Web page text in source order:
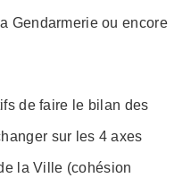
Gendarmerie ou encore
de faire le bilan des
sur les 4 axes
la Ville (cohésion